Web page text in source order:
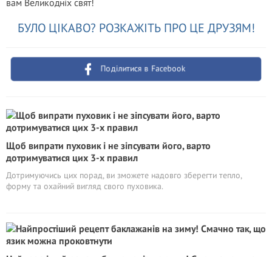
вам Великодніх свят!
БУЛО ЦІКАВО? РОЗКАЖІТЬ ПРО ЦЕ ДРУЗЯМ!
Поділитися в Facebook
Щоб випрати пуховик і не зіпсувати його, варто
дотримуватися цих 3-х правил
Дотримуючись цих порад, ви зможете надовго зберегти тепло,
форму та охайний вигляд свого пуховика.